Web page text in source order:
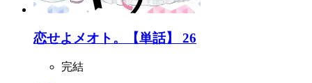
恋せよメオト。【単話】 26
完結